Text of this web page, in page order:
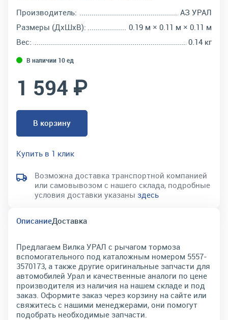
Производитель:
АЗ УРАЛ
Размеры (ДхШхВ):
0.19 м × 0.11 м × 0.11 м
Вес:
0.14 кг
В наличии 10 ед
1 594 ₽
В корзину
Купить в 1 клик
Возможна доставка транспортной компанией
или самовывозом с нашего склада, подробные
условия доставки указаны здесь
ОписаниеДоставка
Предлагаем Вилка УРАЛ с рычагом тормоза
вспомогательного под каталожным номером 5557-
3570173, а также другие оригинальные запчасти для
автомобилей Урал и качественные аналоги по цене
производителя из наличия на нашем складе и под
заказ. Оформите заказ через корзину на сайте или
свяжитесь с нашими менеджерами, они помогут
подобрать необходимые запчасти.